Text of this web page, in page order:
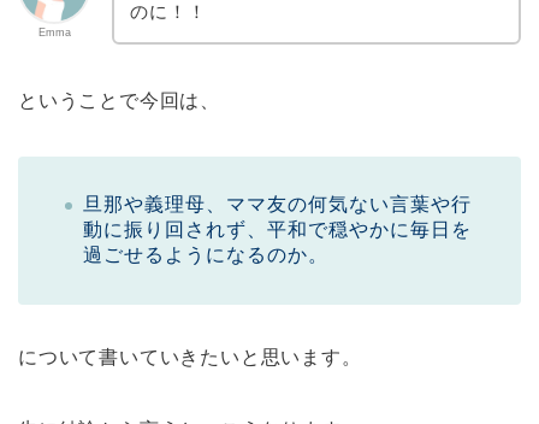
Emma
のに！！
ということで今回は、
旦那や義理母、ママ友の何気ない言葉や行
動に振り回されず、平和で穏やかに毎日を
過ごせるようになるのか。
について書いていきたいと思います。